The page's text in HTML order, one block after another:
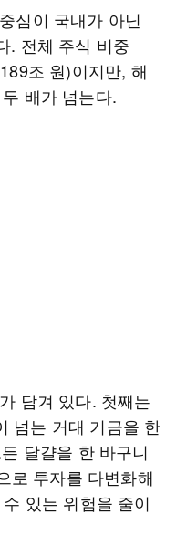
심이 국내가 아닌
. 전체 주식 비중
조 원)이지만, 해
배가 넘는다.
담겨 있다. 첫째는
넘는 거대 기금을 한
달걀을 한 바구니
로 투자를 다변화해
있는 위험을 줄이